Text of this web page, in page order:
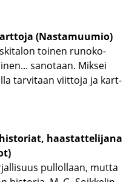
(Nas­ta­muu­mio)
toi­nen ru­no­ko­
sa­no­taan. Mik­sei
tar­vi­taan viit­to­ja ja kart­
haas­tat­te­li­ja­na
pul­lol­laan, mutta